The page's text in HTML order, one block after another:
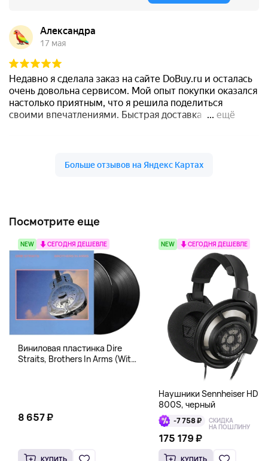
Посмотрите еще
NEW СЕГОДНЯ ДЕШЕВЛЕ
Виниловая пластинка Dire
Straits, Brothers In Arms (With
8 657 ₽
КУПИТЬ
NEW СЕГОДНЯ ДЕШЕВЛЕ
Наушники Sennheiser HD
800S, черный
-7 758 ₽ СКИДКА
НА ПОШЛИНУ
175 179 ₽
КУПИТЬ